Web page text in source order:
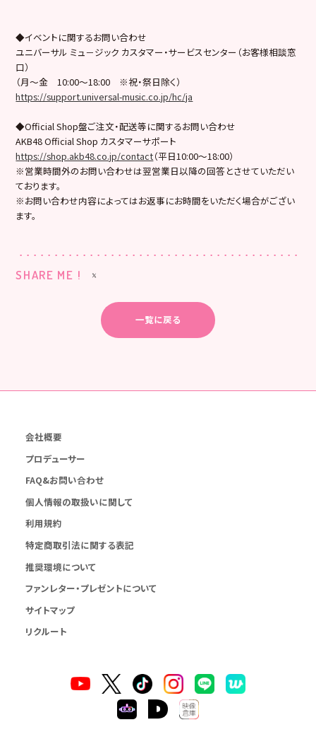
◆イベントに関するお問い合わせ
ユニバーサル ミュ－ジック カスタマー・サービスセンター（お客様相談窓
口）
（月～金 10:00～18:00 ※祝・祭日除く）
https://support.universal-music.co.jp/hc/ja
◆Official Shop盤ご注文・配送等に関するお問い合わせ
AKB48 Official Shop カスタマーサポート
https://shop.akb48.co.jp/contact（平日10:00～18:00）
※営業時間外のお問い合わせは翌営業日以降の回答とさせていただい
ております。
※お問い合わせ内容によってはお返事にお時間をいただく場合がござい
ます。
SHARE ME !
一覧に戻る
会社概要
プロデューサー
FAQ&お問い合わせ
個人情報の取扱いに関して
利用規約
特定商取引法に関する表記
推奨環境について
ファンレター・プレゼントについて
サイトマップ
リクルート